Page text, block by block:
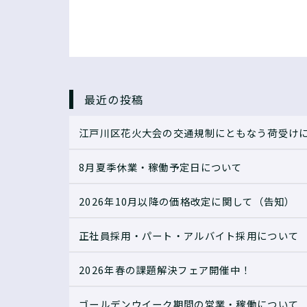
最近の投稿
江戸川区花火大会の交通規制にともなう荷受け
8月夏季休業・稼働予定日について
2026年10月以降の価格改定に関して（告知）
正社員採用・パート・アルバイト採用について
2026年春の課題解決フェア開催中！
ゴールデンウイーク期間の営業・稼働について